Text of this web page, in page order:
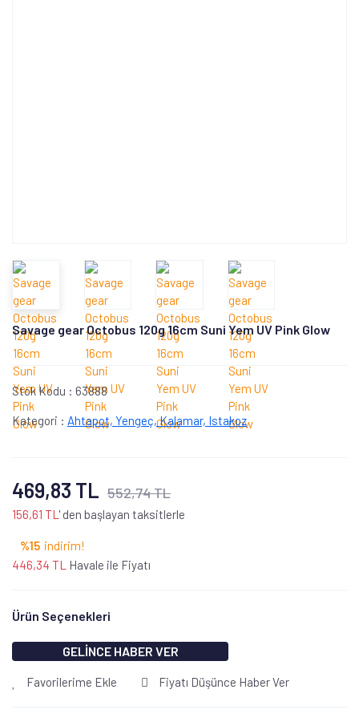
Savage gear Octobus 120g 16cm Suni Yem UV Pink Glow
Stok Kodu : 63888
Kategori : Ahtapot, Yengeç, Kalamar, Istakoz
469,83 TL 552,74 TL
156,61 TL ' den başlayan taksitlerle
%15 indirim!
446,34 TL
Havale ile Fiyatı
Ürün Seçenekleri
GELİNCE HABER VER
Favorilerime Ekle Fiyatı Düşünce Haber Ver